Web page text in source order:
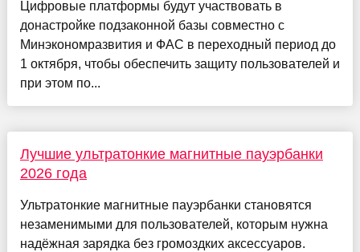
Цифровые платформы будут участвовать в
донастройке подзаконной базы совместно с
Минэкономразвития и ФАС в переходный период до
1 октября, чтобы обеспечить защиту пользователей и
при этом по...
Лучшие ультратонкие магнитные пауэрбанки
2026 года
Ультратонкие магнитные пауэрбанки становятся
незаменимыми для пользователей, которым нужна
надёжная зарядка без громоздких аксессуаров.